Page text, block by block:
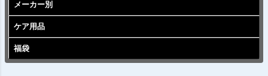
メーカー別
ケア用品
福袋